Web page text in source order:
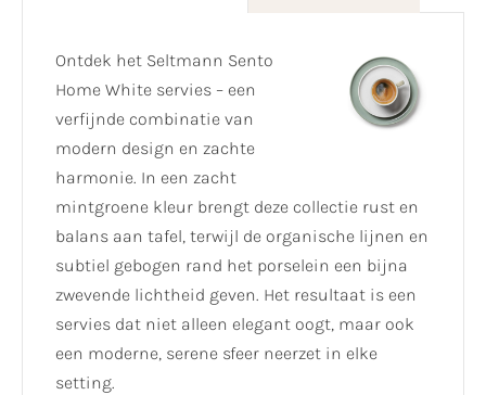
Ontdek het Seltmann Sento
Home White servies – een
verfijnde combinatie van
modern design en zachte
harmonie. In een zacht
mintgroene kleur brengt deze collectie rust en
balans aan tafel, terwijl de organische lijnen en
subtiel gebogen rand het porselein een bijna
zwevende lichtheid geven. Het resultaat is een
servies dat niet alleen elegant oogt, maar ook
een moderne, serene sfeer neerzet in elke
setting.